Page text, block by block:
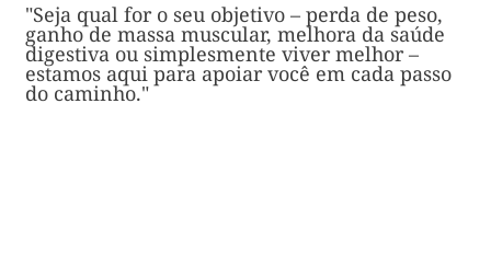
"Seja qual for o seu objetivo – perda de peso,
ganho de massa muscular, melhora da saúde
digestiva ou simplesmente viver melhor –
estamos aqui para apoiar você em cada passo
do caminho."